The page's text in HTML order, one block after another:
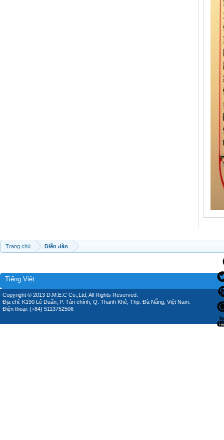
Trang chủ Diễn đàn
Tiếng Việt
Copyright © 2013 D.M.E.C Co.,Ltd, All Rights Reserved.
Địa chỉ: K190 Lê Duẩn, P. Tân chính, Q. Thanh Khê, Thp. Đà Nẵng, Việt Nam.
Điện thoại: (+84) 5113752506